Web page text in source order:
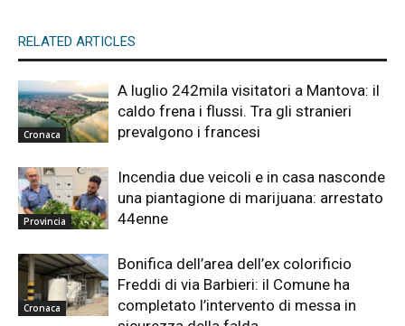
RELATED ARTICLES
Cronaca
A luglio 242mila visitatori a Mantova: il
caldo frena i flussi. Tra gli stranieri
prevalgono i francesi
Provincia
Incendia due veicoli e in casa nasconde
una piantagione di marijuana: arrestato
44enne
Cronaca
Bonifica dell’area dell’ex colorificio
Freddi di via Barbieri: il Comune ha
completato l’intervento di messa in